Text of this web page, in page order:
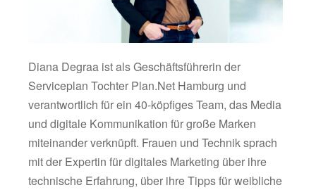
Diana Degraa ist als Geschäftsführerin der
Serviceplan Tochter Plan.Net Hamburg und
verantwortlich für ein 40-köpfiges Team, das Media
und digitale Kommunikation für große Marken
miteinander verknüpft. Frauen und Technik sprach
mit der Expertin für digitales Marketing über ihre
technische Erfahrung, über ihre Tipps für weibliche